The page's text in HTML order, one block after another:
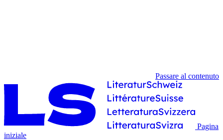
Passare al contenuto
Pagina
iniziale